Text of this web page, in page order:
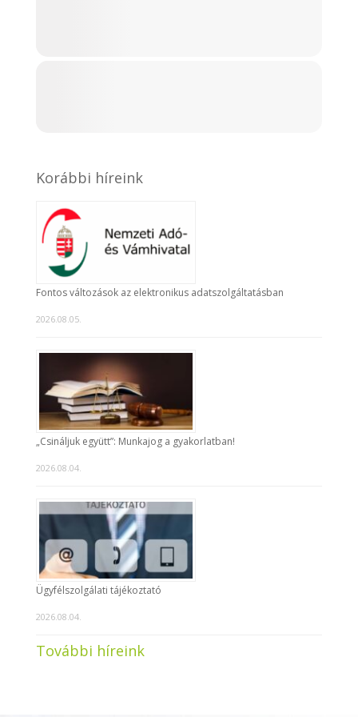
Korábbi híreink
Fontos változások az elektronikus adatszolgáltatásban
2026.08.05.
„Csináljuk együtt”: Munkajog a gyakorlatban!
2026.08.04.
Ügyfélszolgálati tájékoztató
2026.08.04.
További híreink